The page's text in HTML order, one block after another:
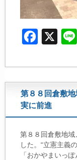
F
c
e
b
o
o
k
X
第８８回倉敷
実に前進
第８８回倉敷地
した。“立憲主義
「おかやまいっ